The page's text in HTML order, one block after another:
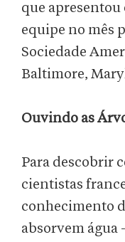
que apresentou
equipe no mês
Sociedade
Baltimore,
Ouvindo as
Para descobrir
cientistas
conhecimento
absorvem água